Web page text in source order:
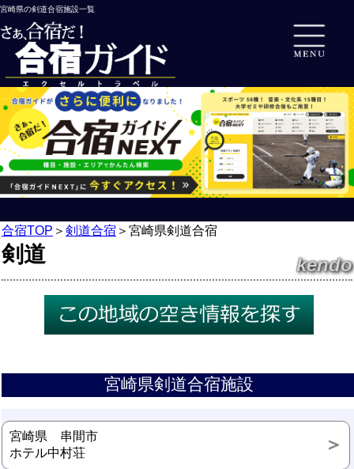
宮崎県の剣道合宿施設一覧
合宿TOP ＞ 剣道合宿 ＞ 宮崎県剣道合宿
剣道 kendo
宮崎県剣道合宿施設
宮崎県 串間市
ホテル中村荘